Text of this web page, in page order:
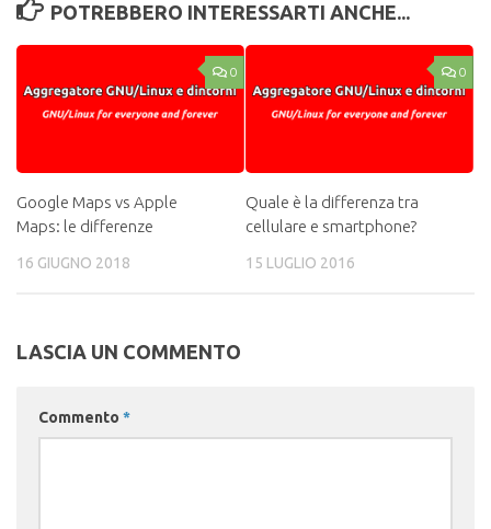
POTREBBERO INTERESSARTI ANCHE...
0
Google Maps vs Apple
Maps: le differenze
16 GIUGNO 2018
0
Quale è la differenza tra
cellulare e smartphone?
15 LUGLIO 2016
LASCIA UN COMMENTO
Commento *